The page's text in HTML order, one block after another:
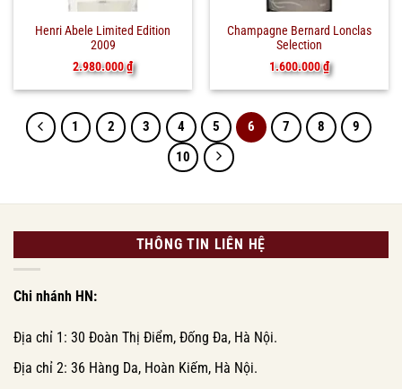
Henri Abele Limited Edition
2009
2.980.000₫
Champagne Bernard Lonclas
Selection
1.600.000₫
1 2 3 4 5 6 7 8
9
10
THÔNG TIN LIÊN HỆ
Chi nhánh HN:
Địa chỉ 1: 30 Đoàn Thị Điểm, Đống Đa, Hà Nội.
Địa chỉ 2: 36 Hàng Da, Hoàn Kiếm, Hà Nội.